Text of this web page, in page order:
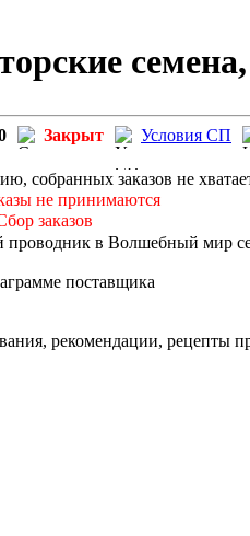
Закрыт Условия СП
собранных заказов не
не принимаются
заказов
в Волшебный мир
поставщика
рекомендации, рецепты